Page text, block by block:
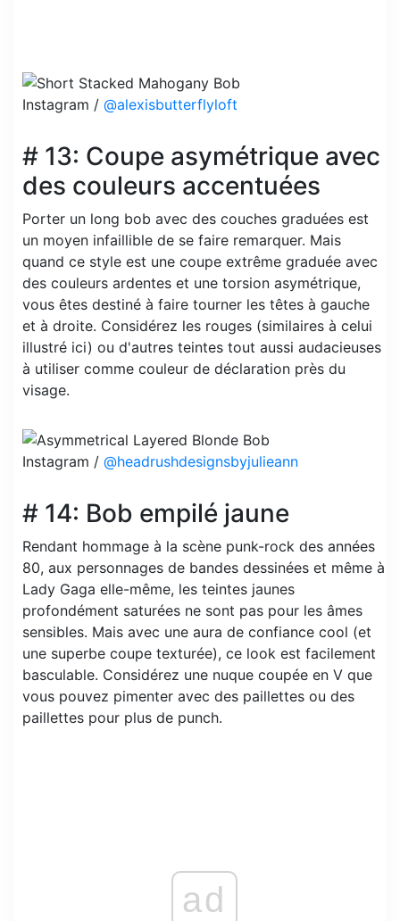
Instagram / @alexisbutterflyloft
# 13: Coupe asymétrique avec
des couleurs accentuées
Porter un long bob avec des couches graduées est
un moyen infaillible de se faire remarquer. Mais
quand ce style est une coupe extrême graduée avec
des couleurs ardentes et une torsion asymétrique,
vous êtes destiné à faire tourner les têtes à gauche
et à droite. Considérez les rouges (similaires à celui
illustré ici) ou d'autres teintes tout aussi audacieuses
à utiliser comme couleur de déclaration près du
visage.
Instagram / @headrushdesignsbyjulieann
# 14: Bob empilé jaune
Rendant hommage à la scène punk-rock des années
80, aux personnages de bandes dessinées et même à
Lady Gaga elle-même, les teintes jaunes
profondément saturées ne sont pas pour les âmes
sensibles. Mais avec une aura de confiance cool (et
une superbe coupe texturée), ce look est facilement
basculable. Considérez une nuque coupée en V que
vous pouvez pimenter avec des paillettes ou des
paillettes pour plus de punch.
ad